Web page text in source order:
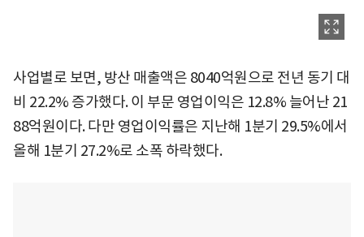
사업별로 보면, 방산 매출액은 8040억원으로 전년 동기 대
비 22.2% 증가했다. 이 부문 영업이익은 12.8% 늘어난 21
88억원이다. 다만 영업이익률은 지난해 1분기 29.5%에서
올해 1분기 27.2%로 소폭 하락했다.